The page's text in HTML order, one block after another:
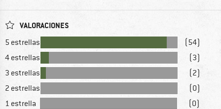
VALORACIONES
5 estrellas
(54)
4 estrellas
(3)
3 estrellas
(2)
2 estrellas
(0)
1 estrella
(0)